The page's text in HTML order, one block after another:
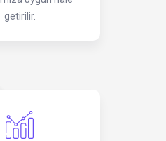
getirilir.